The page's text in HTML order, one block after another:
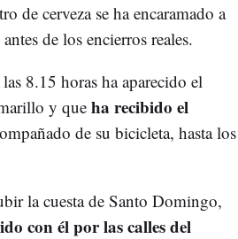
de cerveza se ha encaramado a
de los encierros reales.
8.15 horas ha aparecido el
y que ha recibido el
de su bicicleta, hasta los
la cuesta de Santo Domingo,
con él por las calles del